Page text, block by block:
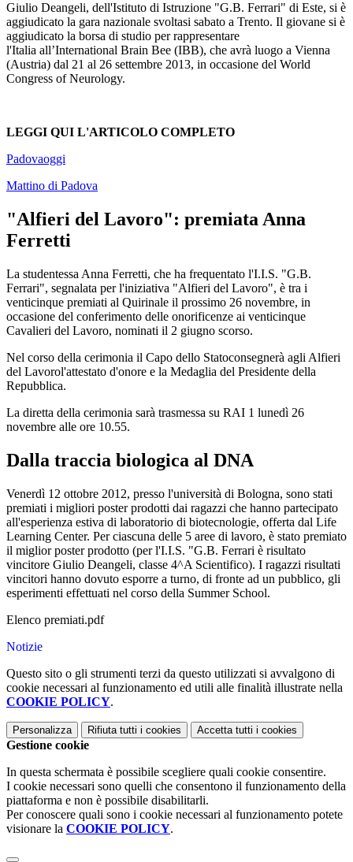
Giulio Deangeli, dell'Istituto di Istruzione "G.B. Ferrari" di Este, si è
aggiudicato la gara nazionale svoltasi sabato a Trento. Il giovane si è
aggiudicato la borsa di studio per rappresentare
l'Italia all’International Brain Bee (IBB), che avrà luogo a Vienna
(Austria) dal 21 al 26 settembre 2013, in occasione del World
Congress of Neurology.
LEGGI QUI L'ARTICOLO COMPLETO
Padovaoggi
Mattino di Padova
"Alfieri del Lavoro": premiata Anna
Ferretti
La studentessa Anna Ferretti, che ha frequentato l'I.I.S. "G.B.
Ferrari", segnalata per l'iniziativa "Alfieri del Lavoro", è tra i
venticinque premiati al Quirinale il prossimo 26 novembre, in
occasione del conferimento delle onorificenze ai venticinque
Cavalieri del Lavoro, nominati il 2 giugno scorso.
Nel corso della cerimonia il Capo dello Statoconsegnerà agli Alfieri
del Lavorol'attestato d'onore e la Medaglia del Presidente della
Repubblica.
La diretta della cerimonia sarà trasmessa su RAI 1 lunedì 26
novembre alle ore 10.55.
Dalla traccia biologica al DNA
Venerdì 12 ottobre 2012, presso l'università di Bologna, sono stati
premiati i migliori poster prodotti dai ragazzi che hanno partecipato
all'esperienza estiva di laboratorio di biotecnologie, offerta dal Life
Learning Center. Per ciascuna delle 5 aree di lavoro, è stato premiato
il miglior poster prodotto (per l'I.I.S. "G.B. Ferrari è risultato
vincitore Giulio Deangeli, classe 4^A Scientifico). I ragazzi risultati
vincitori hanno dovuto esporre a turno, di fronte ad un pubblico, gli
esperimenti effettuati nel corso della Summer School.
Elenco premiati.pdf
Notizie
Questo sito o gli strumenti terzi da questo utilizzati si avvalgono di
cookie necessari al funzionamento ed utili alle finalità illustrate nella
COOKIE POLICY.
Personalizza Rifiuta tutti i cookies Accetta tutti i cookies
Gestione cookie
In questa schermata è possibile scegliere quali cookie consentire.
I cookie necessari sono quelli che consentono il funzionamento della
piattaforma e non è possibile disabilitarli.
Per conoscere quali sono i cookie necessari al funzionamento potete
visionare la COOKIE POLICY.